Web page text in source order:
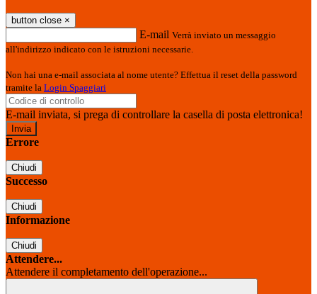
button close ×
E-mail Verrà inviato un messaggio
all'indirizzo indicato con le istruzioni necessarie.
Non hai una e-mail associata al nome utente? Effettua il reset della password
tramite la Login Spaggiari
E-mail inviata, si prega di controllare la casella di posta elettronica!
Errore
Chiudi
Successo
Chiudi
Informazione
Chiudi
Attendere...
Attendere il completamento dell'operazione...